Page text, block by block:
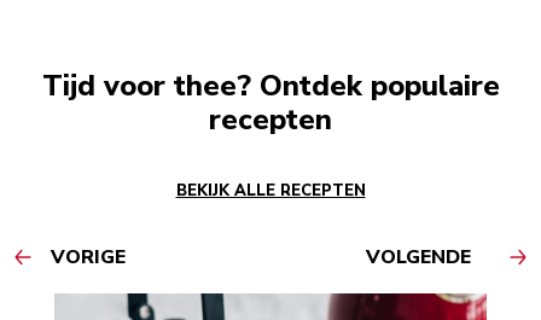
Tijd voor thee? Ontdek populaire
recepten
BEKIJK ALLE RECEPTEN
VORIGE VOLGENDE